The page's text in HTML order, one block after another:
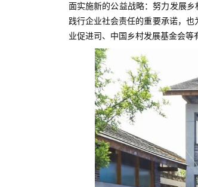
面实施新的公益战略：努力发展
践行企业社会责任的重要承诺，
业促进司、中国乡村发展基金会等